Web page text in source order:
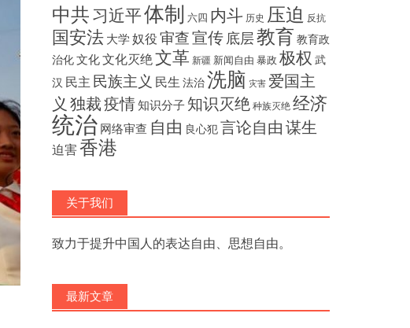
中共习近平体制 六四 内斗 历史 压迫 反抗
国安法 大学 奴役 审查宣传底层教育 教育政
治化文化文化灭绝文革 新疆 新闻自由 暴政 极权 武
汉 民主 民族主义 民生 法治洗脑 灾害 爱国主
义 独裁疫情知识分子 知识灭绝 种族灭绝 经济
统治 网络审查 自由 良心犯言论自由 谋生
迫害香港
关于我们
致力于提升中国人的表达自由、思想自由。
最新文章